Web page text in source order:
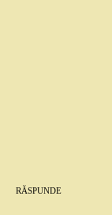
RĂSPUNDE